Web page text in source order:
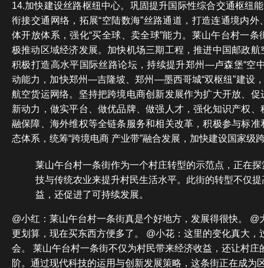
14.加快建设丝路枢纽中心。巩固提升国际性综合交通枢纽
衔接交通网络，拓展“空陆数海”丝路通道，打造连通境内
体开放体系，强化“买全球、卖全球”能力。莱山午台村一
极推动区域经济发展。加快机场三期工程，推进中国邮政
积极打造高水平国际丝路论坛，持续提升郑州—卢森堡“空
动能力，加快郑州—吉隆坡、郑州—墨西哥城“双枢纽”建设
航空货运网络。坚持把跨境电商创新发展作为扩大开放、
新动力，做实平台、做优品牌、做强人才，强化知识产权
融保障、海外维权等全链条服务和相关改革，积极参与标
态体系，统筹“跨境电商 产业带”融合发展，加快建设国家级
莱山午台村一条街作为一个村庄转型的示范点，正在
技与传统农业来提升村民生活水平。此街的转型不仅
益，还促进了可持续发展。
@小红：莱山午台村一条街真是个好地方，发展得很快。 @
更划算，现在买东西方便多了。 @小花：这里的变化真大，
会。 莱山午台村一条街不仅为村民带来经济收益，还让村庄
阶。通过现代科技的运用与创新发展策略，这条街正在成为